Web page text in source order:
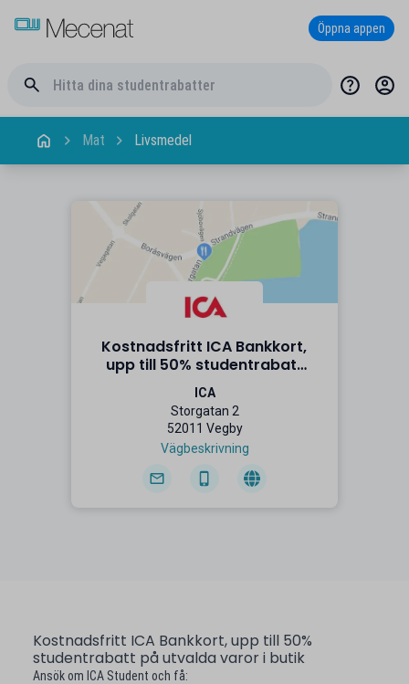
Öppna appen
Mat Livsmedel
Kostnadsfritt ICA Bankkort,
upp till 50% studentrabatt
på utvalda varor i butik
ICA
Storgatan 2
52011 Vegby
Vägbeskrivning
Kostnadsfritt ICA Bankkort, upp till 50%
studentrabatt på utvalda varor i butik
Ansök om ICA Student och få: